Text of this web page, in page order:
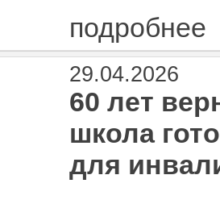
подробнее
29.04.2026
60 лет
школа
для